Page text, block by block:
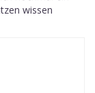
wissen